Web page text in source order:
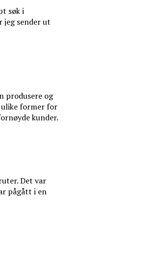
søk i
jeg sender ut
produsere og
ulike former for
kunder.
Det var
pågått i en